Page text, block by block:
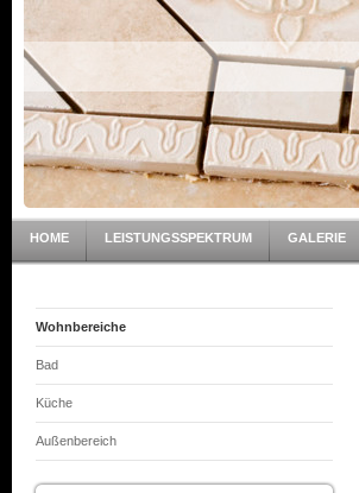
HOME LEISTUNGSSPEKTRUM GALERIE
Wohnbereiche
Bad
Küche
Außenbereich